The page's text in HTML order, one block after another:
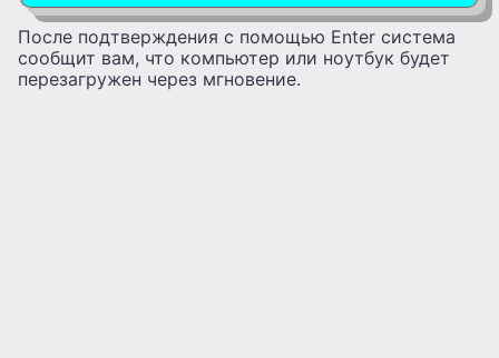
После подтверждения с помощью Enter система
сообщит вам, что компьютер или ноутбук будет
перезагружен через мгновение.